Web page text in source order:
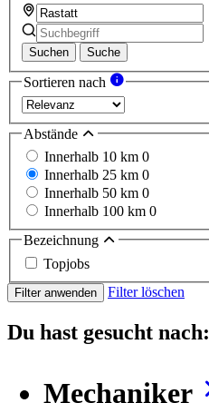
Suchen Suche
Sortieren nach
Abstände
Innerhalb 10 km 0
Innerhalb 25 km 0
Innerhalb 50 km 0
Innerhalb 100 km 0
Bezeichnung
Topjobs
Filter anwenden Filter löschen
Du hast gesucht nach:
Mechaniker